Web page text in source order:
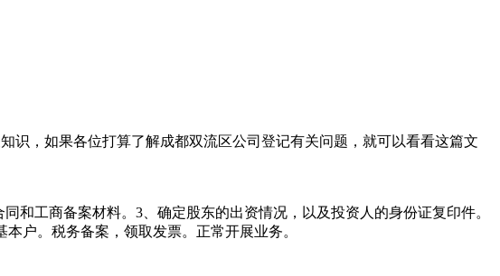
识，如果各位打算了解成都双流区公司登记有关问题，就可以看看这篇文
和工商备案材料。3、确定股东的出资情况，以及投资人的身份证复印件。
户。税务备案，领取发票。正常开展业务。